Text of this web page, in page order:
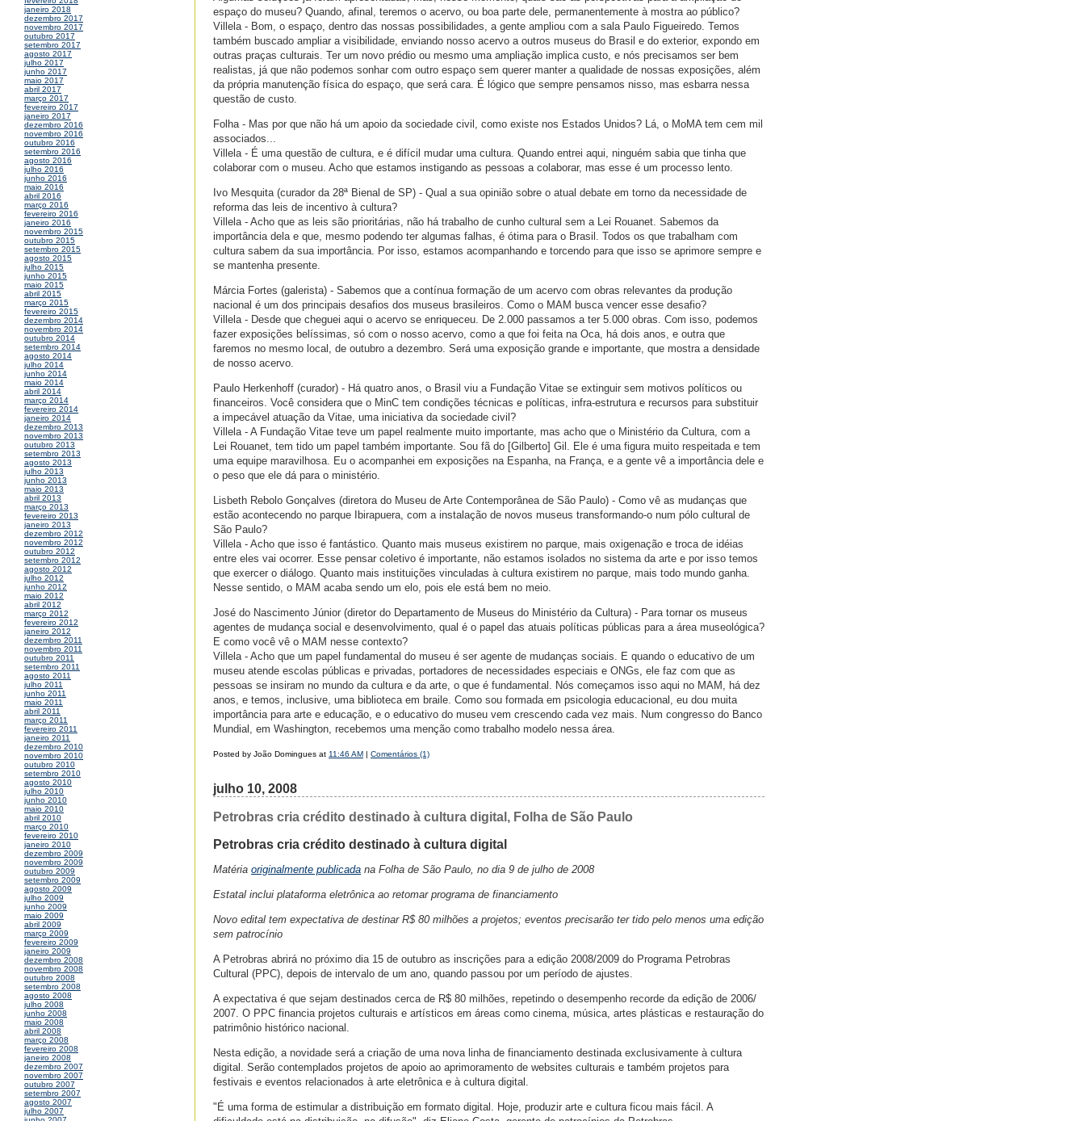
janeiro 2018
dezembro 2017
novembro 2017
outubro 2017
setembro 2017
agosto 2017
julho 2017
junho 2017
maio 2017
abril 2017
março 2017
fevereiro 2017
janeiro 2017
dezembro 2016
novembro 2016
outubro 2016
setembro 2016
agosto 2016
julho 2016
junho 2016
maio 2016
abril 2016
março 2016
fevereiro 2016
janeiro 2016
novembro 2015
outubro 2015
setembro 2015
agosto 2015
julho 2015
junho 2015
maio 2015
abril 2015
março 2015
fevereiro 2015
dezembro 2014
novembro 2014
outubro 2014
setembro 2014
agosto 2014
julho 2014
junho 2014
maio 2014
abril 2014
março 2014
fevereiro 2014
janeiro 2014
dezembro 2013
novembro 2013
outubro 2013
setembro 2013
agosto 2013
julho 2013
junho 2013
maio 2013
abril 2013
março 2013
fevereiro 2013
janeiro 2013
dezembro 2012
novembro 2012
outubro 2012
setembro 2012
agosto 2012
julho 2012
junho 2012
maio 2012
abril 2012
março 2012
fevereiro 2012
janeiro 2012
dezembro 2011
novembro 2011
outubro 2011
setembro 2011
agosto 2011
julho 2011
junho 2011
maio 2011
abril 2011
março 2011
fevereiro 2011
janeiro 2011
dezembro 2010
novembro 2010
outubro 2010
setembro 2010
agosto 2010
julho 2010
junho 2010
maio 2010
abril 2010
março 2010
fevereiro 2010
janeiro 2010
dezembro 2009
novembro 2009
outubro 2009
setembro 2009
agosto 2009
julho 2009
junho 2009
maio 2009
abril 2009
março 2009
fevereiro 2009
janeiro 2009
dezembro 2008
novembro 2008
outubro 2008
setembro 2008
agosto 2008
julho 2008
junho 2008
maio 2008
abril 2008
março 2008
fevereiro 2008
janeiro 2008
dezembro 2007
novembro 2007
outubro 2007
setembro 2007
agosto 2007
julho 2007
espaço do museu? Quando, afinal, teremos o acervo, ou boa parte dele, permanentemente à mostra ao público?
Villela - Bom, o espaço, dentro das nossas possibilidades, a gente ampliou com a sala Paulo Figueiredo. Temos
também buscado ampliar a visibilidade, enviando nosso acervo a outros museus do Brasil e do exterior, expondo em
outras praças culturais. Ter um novo prédio ou mesmo uma ampliação implica custo, e nós precisamos ser bem
realistas, já que não podemos sonhar com outro espaço sem querer manter a qualidade de nossas exposições, além
da própria manutenção física do espaço, que será cara. É lógico que sempre pensamos nisso, mas esbarra nessa
questão de custo.
Folha - Mas por que não há um apoio da sociedade civil, como existe nos Estados Unidos? Lá, o MoMA tem cem mil
associados...
Villela - É uma questão de cultura, e é difícil mudar uma cultura. Quando entrei aqui, ninguém sabia que tinha que
colaborar com o museu. Acho que estamos instigando as pessoas a colaborar, mas esse é um processo lento.
Ivo Mesquita (curador da 28ª Bienal de SP) - Qual a sua opinião sobre o atual debate em torno da necessidade de
reforma das leis de incentivo à cultura?
Villela - Acho que as leis são prioritárias, não há trabalho de cunho cultural sem a Lei Rouanet. Sabemos da
importância dela e que, mesmo podendo ter algumas falhas, é ótima para o Brasil. Todos os que trabalham com
cultura sabem da sua importância. Por isso, estamos acompanhando e torcendo para que isso se aprimore sempre e
se mantenha presente.
Márcia Fortes (galerista) - Sabemos que a contínua formação de um acervo com obras relevantes da produção
nacional é um dos principais desafios dos museus brasileiros. Como o MAM busca vencer esse desafio?
Villela - Desde que cheguei aqui o acervo se enriqueceu. De 2.000 passamos a ter 5.000 obras. Com isso, podemos
fazer exposições belíssimas, só com o nosso acervo, como a que foi feita na Oca, há dois anos, e outra que
faremos no mesmo local, de outubro a dezembro. Será uma exposição grande e importante, que mostra a densidade
de nosso acervo.
Paulo Herkenhoff (curador) - Há quatro anos, o Brasil viu a Fundação Vitae se extinguir sem motivos políticos ou
financeiros. Você considera que o MinC tem condições técnicas e políticas, infra-estrutura e recursos para substituir
a impecável atuação da Vitae, uma iniciativa da sociedade civil?
Villela - A Fundação Vitae teve um papel realmente muito importante, mas acho que o Ministério da Cultura, com a
Lei Rouanet, tem tido um papel também importante. Sou fã do [Gilberto] Gil. Ele é uma figura muito respeitada e tem
uma equipe maravilhosa. Eu o acompanhei em exposições na Espanha, na França, e a gente vê a importância dele e
o peso que ele dá para o ministério.
Lisbeth Rebolo Gonçalves (diretora do Museu de Arte Contemporânea de São Paulo) - Como vê as mudanças que
estão acontecendo no parque Ibirapuera, com a instalação de novos museus transformando-o num pólo cultural de
São Paulo?
Villela - Acho que isso é fantástico. Quanto mais museus existirem no parque, mais oxigenação e troca de idéias
entre eles vai ocorrer. Esse pensar coletivo é importante, não estamos isolados no sistema da arte e por isso temos
que exercer o diálogo. Quanto mais instituições vinculadas à cultura existirem no parque, mais todo mundo ganha.
Nesse sentido, o MAM acaba sendo um elo, pois ele está bem no meio.
José do Nascimento Júnior (diretor do Departamento de Museus do Ministério da Cultura) - Para tornar os museus
agentes de mudança social e desenvolvimento, qual é o papel das atuais políticas públicas para a área museológica?
E como você vê o MAM nesse contexto?
Villela - Acho que um papel fundamental do museu é ser agente de mudanças sociais. E quando o educativo de um
museu atende escolas públicas e privadas, portadores de necessidades especiais e ONGs, ele faz com que as
pessoas se insiram no mundo da cultura e da arte, o que é fundamental. Nós começamos isso aqui no MAM, há dez
anos, e temos, inclusive, uma biblioteca em braile. Como sou formada em psicologia educacional, eu dou muita
importância para arte e educação, e o educativo do museu vem crescendo cada vez mais. Num congresso do Banco
Mundial, em Washington, recebemos uma menção como trabalho modelo nessa área.
Posted by João Domingues at 11:46 AM | Comentários (1)
julho 10, 2008
Petrobras cria crédito destinado à cultura digital, Folha de São Paulo
Petrobras cria crédito destinado à cultura digital
Matéria originalmente publicada na Folha de São Paulo, no dia 9 de julho de 2008
Estatal inclui plataforma eletrônica ao retomar programa de financiamento
Novo edital tem expectativa de destinar R$ 80 milhões a projetos; eventos precisarão ter tido pelo menos uma edição
sem patrocínio
A Petrobras abrirá no próximo dia 15 de outubro as inscrições para a edição 2008/2009 do Programa Petrobras
Cultural (PPC), depois de intervalo de um ano, quando passou por um período de ajustes.
A expectativa é que sejam destinados cerca de R$ 80 milhões, repetindo o desempenho recorde da edição de 2006/
2007. O PPC financia projetos culturais e artísticos em áreas como cinema, música, artes plásticas e restauração do
patrimônio histórico nacional.
Nesta edição, a novidade será a criação de uma nova linha de financiamento destinada exclusivamente à cultura
digital. Serão contemplados projetos de apoio ao aprimoramento de websites culturais e também projetos para
festivais e eventos relacionados à arte eletrônica e à cultura digital.
"É uma forma de estimular a distribuição em formato digital. Hoje, produzir arte e cultura ficou mais fácil. A